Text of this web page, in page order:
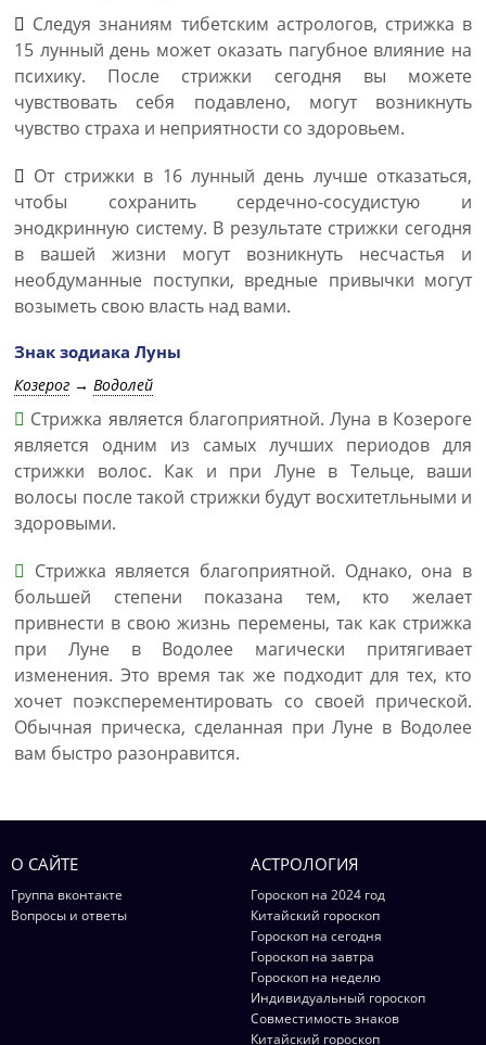
Следуя знаниям тибетским астрологов, стрижка в
15 лунный день может оказать пагубное влияние на
психику. После стрижки сегодня вы можете
чувствовать себя подавлено, могут возникнуть
чувство страха и неприятности со здоровьем.
От стрижки в 16 лунный день лучше отказаться,
чтобы сохранить сердечно-сосудистую и
энодкринную систему. В результате стрижки сегодня
в вашей жизни могут возникнуть несчастья и
необдуманные поступки, вредные привычки могут
возыметь свою власть над вами.
Знак зодиака Луны
Козерог → Водолей
Стрижка является благоприятной. Луна в Козероге
является одним из самых лучших периодов для
стрижки волос. Как и при Луне в Тельце, ваши
волосы после такой стрижки будут восхитетльными и
здоровыми.
Стрижка является благоприятной. Однако, она в
большей степени показана тем, кто желает
привнести в свою жизнь перемены, так как стрижка
при Луне в Водолее магически притягивает
изменения. Это время так же подходит для тех, кто
хочет поэксперементировать со своей прической.
Обычная прическа, сделанная при Луне в Водолее
вам быстро разонравится.
О САЙТЕ
Группа вконтакте
Вопросы и ответы
АСТРОЛОГИЯ
Гороскоп на 2024 год
Китайский гороскоп
Гороскоп на сегодня
Гороскоп на завтра
Гороскоп на неделю
Индивидуальный гороскоп
Совместимость знаков
Китайский гороскоп